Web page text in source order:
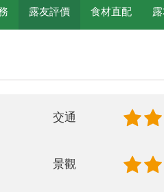
露友評價 食材直配
交通
景觀